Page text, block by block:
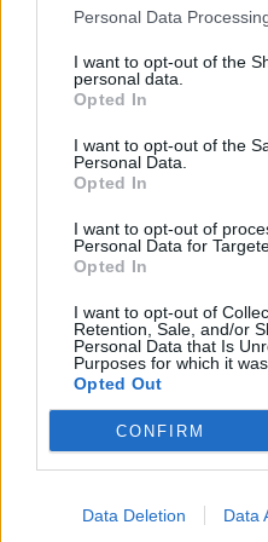
Personal Data
I want to opt-out of the
personal data.
Opted In
I want to opt-out of the
Personal Data.
Opted In
I want to opt-out of
Personal Data for
Opted In
I want to opt-out of
Retention, Sale, and/or
Personal Data that Is
Purposes for which it
Opted Out
CONFIRM
Data Deletion Data
Fix
Bluestep Flex
GCC Capital Spar
Collector
Sparkonto
Avanza
Nordax Bank